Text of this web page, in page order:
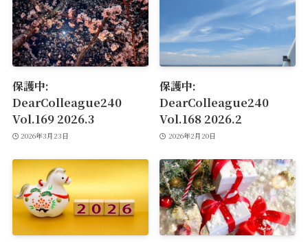
保護中:
DearColleague240
Vol.169 2026.3
2026年3月23日
保護中:
DearColleague240
Vol.168 2026.2
2026年2月20日